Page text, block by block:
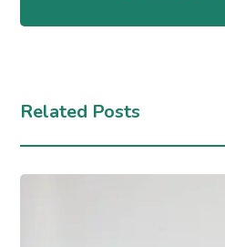
Related Posts